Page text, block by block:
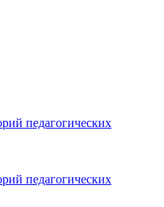
педагогических
педагогических